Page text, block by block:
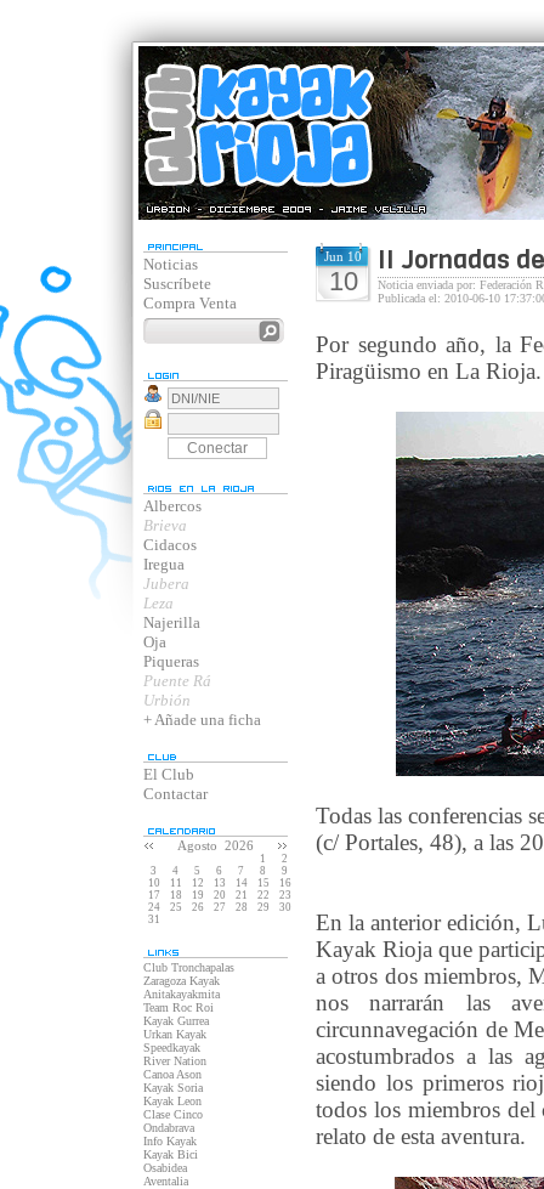
Noticias
Suscríbete
Compra Venta
Albercos
Brieva
Cidacos
Iregua
Jubera
Leza
Najerilla
Oja
Piqueras
Puente Rá
Urbión
+ Añade una ficha
El Club
Contactar
Agosto 2026
1
2
3
4 5 6 7 8
9
10
11 12 13 14 15
16
17
18 19 20 21 22
23
24
25 26 27 28 29
30
31
Club Tronchapalas
Zaragoza Kayak
Anitakayakmita
Team Roc Roi
Kayak Gurrea
Urkan Kayak
Speedkayak
River Nation
Canoa Ason
Kayak Soria
Kayak Leon
Clase Cinco
Ondabrava
Info Kayak
Kayak Bici
Osabidea
Aventalia
Jun 10
10
II Jornadas
Noticia enviada por: Federación
Publicada el: 2010-06-10
Por segundo año, la
Piragüismo en La Rioja.
Todas las conferencias
(c/ Portales, 48), a las
En la anterior edición,
Kayak Rioja que
a otros dos miembros,
nos narrarán las
circunnavegación de
acostumbrados a las
siendo los primeros
todos los miembros
relato de esta aventura.